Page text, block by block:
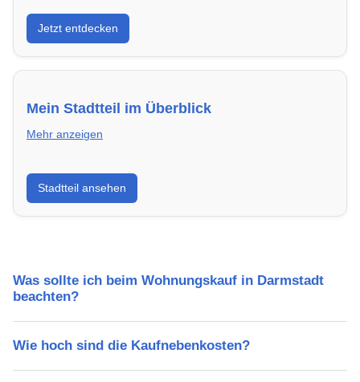
Entdecke Neubauprojekte in Darmstadt – modern,
energieeffizient und sofort bezugsfertig.
Jetzt entdecken
Mein Stadtteil im Überblick
Mehr anzeigen
Erfahre mehr über deinen Stadtteil in Darmstadt:
Lebensqualität, Verkehrsanbindung, Schulen,
Freizeitmöglichkeiten und Mietpreise.
Stadtteil ansehen
Was sollte ich beim Wohnungskauf in Darmstadt
beachten?
Wie hoch sind die Kaufnebenkosten?